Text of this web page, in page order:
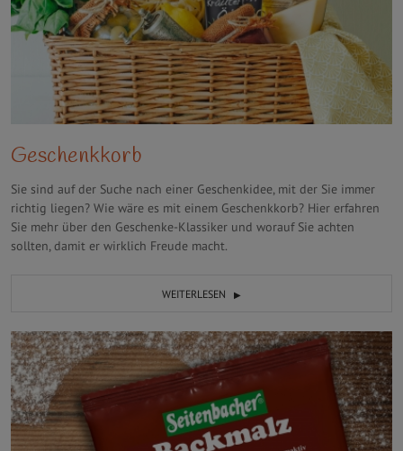
Geschenkkorb
Sie sind auf der Suche nach einer Geschenkidee, mit der Sie immer
richtig liegen? Wie wäre es mit einem Geschenkkorb? Hier erfahren
Sie mehr über den Geschenke-Klassiker und worauf Sie achten
sollten, damit er wirklich Freude macht.
WEITERLESEN